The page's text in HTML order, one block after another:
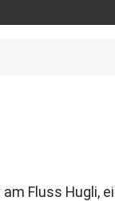
Fluss Hugli,